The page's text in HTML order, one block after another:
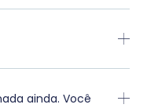
ainda. Você